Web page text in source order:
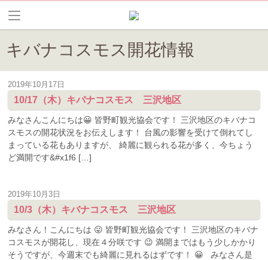
キバナコスモス開花情報
2019年10月17日
10/17（木）キバナコスモス 三沢地区
みなさんこんにちは😀 皆野町観光協会です！ 三沢地区のキバナコ
スモスの開花状況をお伝えします！ 台風の影響を受けて倒れてし
まっている花もありますが、 綺麗に観られる花が多く、今ちょう
ど満開です&#x1f6 […]
2019年10月3日
10/3（木）キバナコスモス 三沢地区
みなさん！こんにちは 😛 皆野町観光協会です！ 三沢地区のキバナ
コスモスが開花し、現在４分咲です 😉 満開まではもう少しかかり
そうですが、今週末でも綺麗に見れるはずです！ 😀 みなさん是